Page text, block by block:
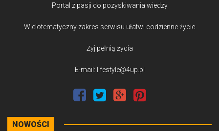
Portal z pasji do pozyskiwania wiedzy
Wielotematyczny zakres serwisu ułatwi codzienne życie
Żyj pełnią życia
E-mail: lifestyle@4up.pl
NOWOŚCI